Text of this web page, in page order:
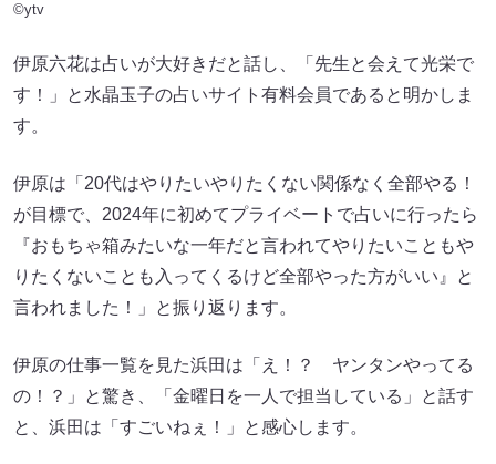
©ytv
伊原六花は占いが大好きだと話し、「先生と会えて光栄で
す！」と水晶玉子の占いサイト有料会員であると明かしま
す。
伊原は「20代はやりたいやりたくない関係なく全部やる！
が目標で、2024年に初めてプライベートで占いに行ったら
『おもちゃ箱みたいな一年だと言われてやりたいこともや
りたくないことも入ってくるけど全部やった方がいい』と
言われました！」と振り返ります。
伊原の仕事一覧を見た浜田は「え！？ ヤンタンやってる
の！？」と驚き、「金曜日を一人で担当している」と話す
と、浜田は「すごいねぇ！」と感心します。